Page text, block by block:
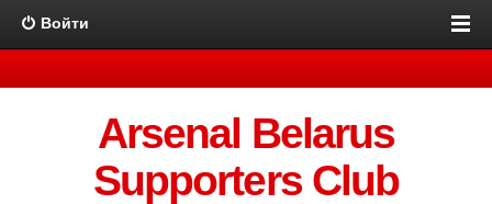
Войти
Arsenal Belarus
Supporters Club